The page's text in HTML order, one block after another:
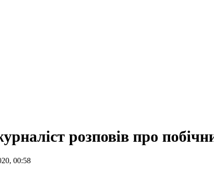
розповів про
00:58